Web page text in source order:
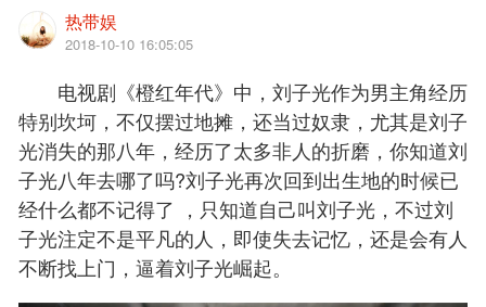
热带娱
2018-10-10 16:05:05
电视剧《橙红年代》中，刘子光作为男主角经历
特别坎坷，不仅摆过地摊，还当过奴隶，尤其是刘子
光消失的那八年，经历了太多非人的折磨，你知道刘
子光八年去哪了吗?刘子光再次回到出生地的时候已
经什么都不记得了 ，只知道自己叫刘子光，不过刘
子光注定不是平凡的人，即使失去记忆，还是会有人
不断找上门，逼着刘子光崛起。